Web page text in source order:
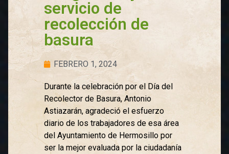
servicio de
recolección de
basura
FEBRERO 1, 2024
Durante la celebración por el Día del
Recolector de Basura, Antonio
Astiazarán, agradeció el esfuerzo
diario de los trabajadores de esa área
del Ayuntamiento de Hermosillo por
ser la mejor evaluada por la ciudadanía